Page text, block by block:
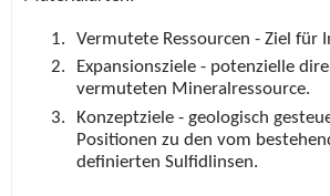
Vermutete Ressourcen - Ziel für
Expansionsziele - potenzielle
vermuteten Mineralressource.
Konzeptziele - geologisch
Positionen zu den vom
definierten Sulfidlinsen.